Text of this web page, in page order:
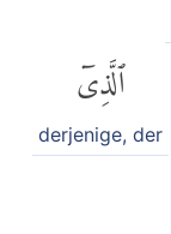
ٱلَّذِىٓ
derjenige, der